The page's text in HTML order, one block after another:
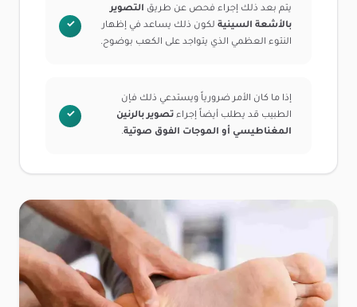
يتم بعد ذلك إجراء فحص عن طريق التصوير
بالأشعة السينية لكون ذلك يساعد في إظهار
النتوء العظمي الذي يتواجد على الكعب بوضوح.
إذا ما كان الأمر ضرورياً ويستدعي ذلك فإن
الطبيب قد يطلب أيضاً إجراء تصوير بالرنين
المغناطيسي أو الموجات الفوق صوتية.